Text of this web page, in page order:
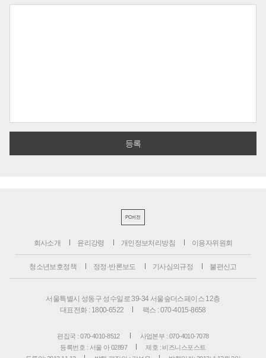
PC버전
회사소개 윤리강령 개인정보처리방침 이용자위원회
청소년보호정책 정정·반론보도 기사심의규정 불편신고
서울특별시 성동구 성수일로 39-34 서울숲더스페이스 12층
대표전화 : 1800-6522
팩스 : 070-4015-8658
편집국 : 070-4010-8512
사업본부 : 070-4010-7078
등록번호 : 서울 아 02897
제호 : 비즈니스포스트